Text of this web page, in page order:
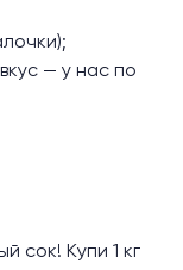
— у нас по
сок! Купи 1 кг